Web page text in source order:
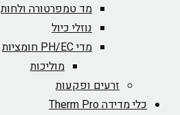
מד טמפרטורה ולחות
נוזלי כיול
מדי PH/EC חומציות
מוליכות
זרעים ופקעות
כלי מדידה Therm Pro